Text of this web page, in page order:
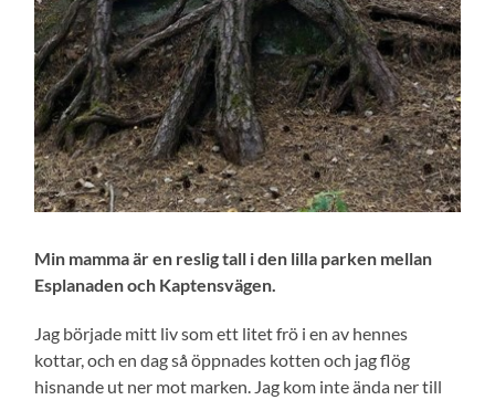
Min mamma är en reslig tall i den lilla parken mellan
Esplanaden och Kaptensvägen.
Jag började mitt liv som ett litet frö i en av hennes
kottar, och en dag så öppnades kotten och jag flög
hisnande ut ner mot marken. Jag kom inte ända ner till